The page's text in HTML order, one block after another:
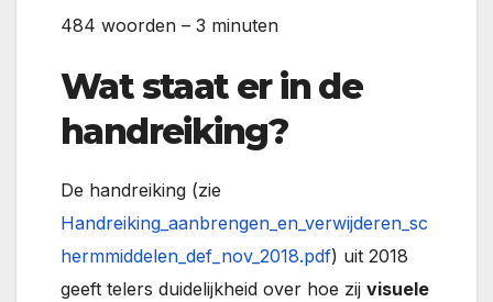
484 woorden – 3 minuten
Wat staat er in de
handreiking?
De handreiking (zie
Handreiking_aanbrengen_en_verwijderen_sc
hermmiddelen_def_nov_2018.pdf) uit 2018
geeft telers duidelijkheid over hoe zij visuele